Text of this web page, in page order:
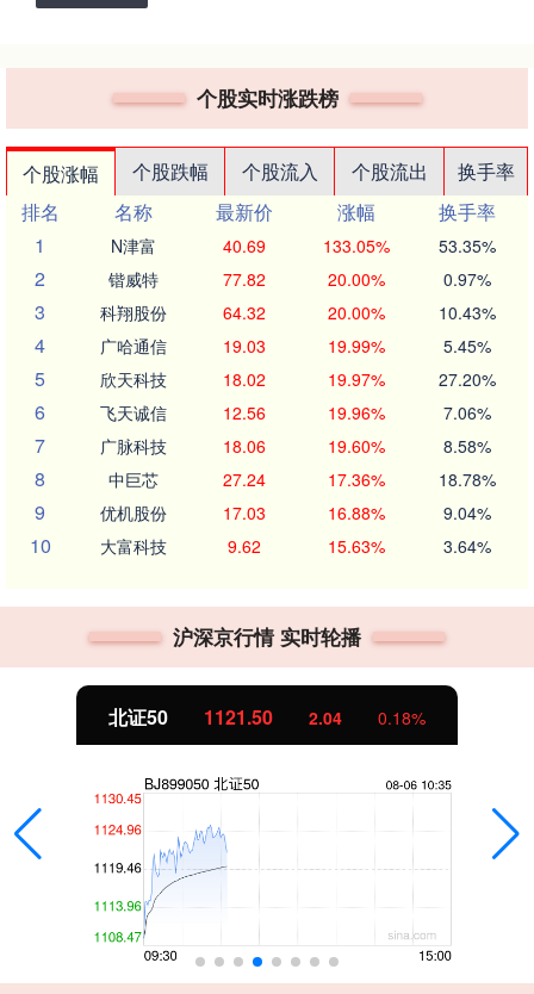
个股实时涨跌榜
个股涨幅 个股跌幅 个股流入 个股流出
换手率
排名
名称 最新价 涨幅
换手率
1
N津富 40.69 133.05% 53.35%
2 锴威特 77.82 20.00% 0.97%
3 科翔股份 64.32 20.00% 10.43%
4 广哈通信 19.03 19.99% 5.45%
5 欣天科技 18.02 19.97% 27.20%
6 飞天诚信 12.56 19.96% 7.06%
7 广脉科技 18.06 19.60% 8.58%
8 中巨芯 27.24 17.36% 18.78%
9 优机股份 17.03 16.88% 9.04%
10 大富科技 9.62 15.63% 3.64%
沪深京行情 实时轮播
北证50 1121.79 2.33 0.21%